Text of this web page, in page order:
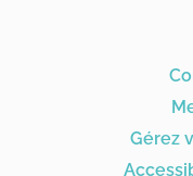
Gérez